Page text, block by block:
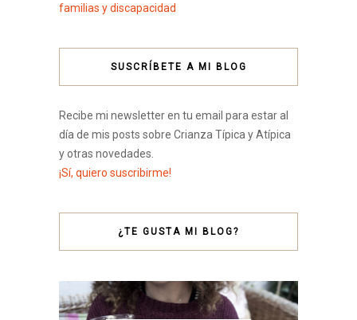
familias y discapacidad
SUSCRÍBETE A MI BLOG
Recibe mi newsletter en tu email para estar al
día de mis posts sobre Crianza Típica y Atípica
y otras novedades.
¡Sí, quiero suscribirme!
¿TE GUSTA MI BLOG?